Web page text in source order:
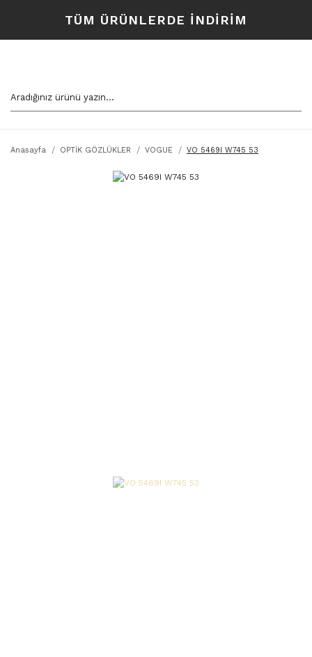
TÜM ÜRÜNLERDE İNDİRİM
Anasayfa OPTİK GÖZLÜKLER VOGUE VO 5469I W745 53